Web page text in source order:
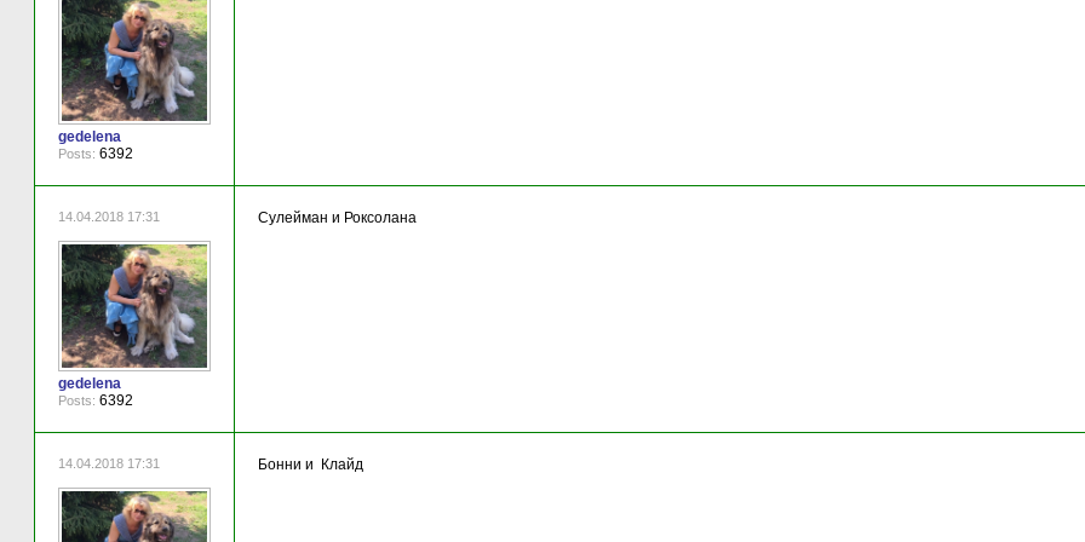
gedelena
Posts: 6392
14.04.2018 17:31
gedelena
Posts: 6392
Сулейман и Роксолана
14.04.2018 17:31 Бонни и Клайд